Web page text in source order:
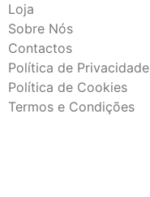
Loja
Sobre Nós
Contactos
Política de Privacidade
Política de Cookies
Termos e Condições